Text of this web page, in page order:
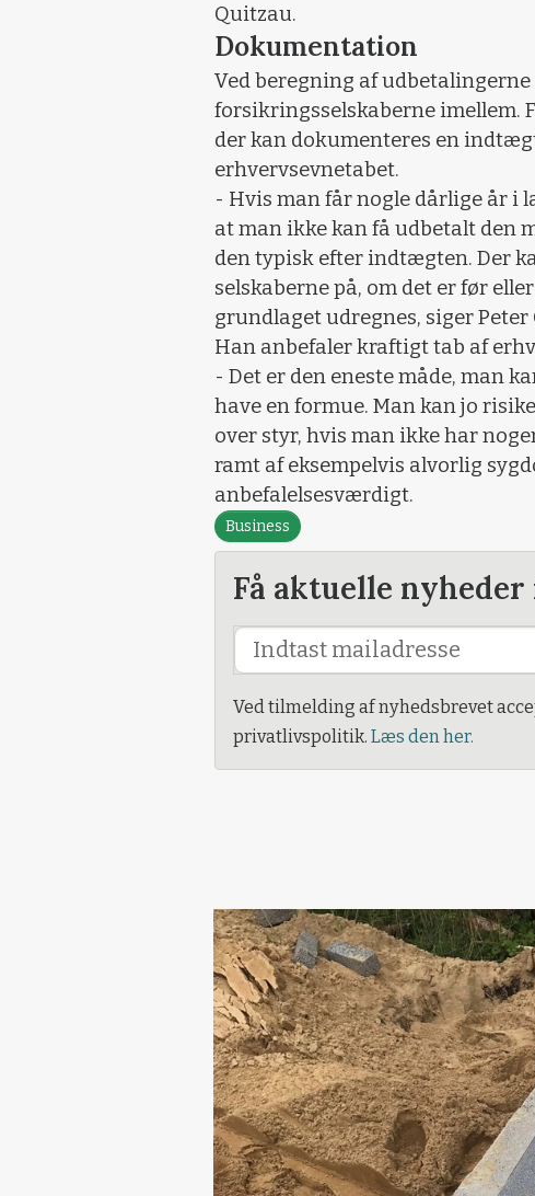
Quitzau.
Dokumentation
Ved beregning af udbetalingerne
forsikringsselskaberne imellem.
der kan dokumenteres en
erhvervsevnetabet.
- Hvis man får nogle dårlige år i
at man ikke kan få udbetalt den
den typisk efter indtægten. Der
selskaberne på, om det er før
grundlaget udregnes, siger Peter
Han anbefaler kraftigt tab af
- Det er den eneste måde, man
have en formue. Man kan jo
over styr, hvis man ikke har
ramt af eksempelvis alvorlig
anbefalelsesværdigt.
Business
Få aktuelle
Ved tilmelding af nyhedsbrevet
privatlivspolitik. Læs den her.